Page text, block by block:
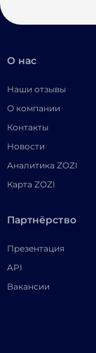
О нас
Наши отзывы
О компании
Контакты
Новости
Аналитика ZOZI
Карта ZOZI
Партнёрство
Презентация
API
Вакансии